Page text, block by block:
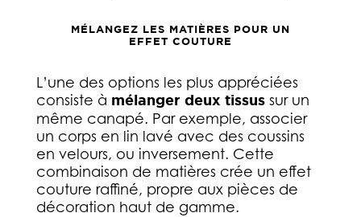
MÉLANGEZ LES MATIÈRES POUR UN
EFFET COUTURE
L’une des options les plus appréciées
consiste à mélanger deux tissussur un
même canapé. Par exemple, associer
un corps en lin lavé avec des coussins
en velours, ou inversement. Cette
combinaison de matières crée un effet
couture raffiné, propre aux pièces de
décoration haut de gamme.